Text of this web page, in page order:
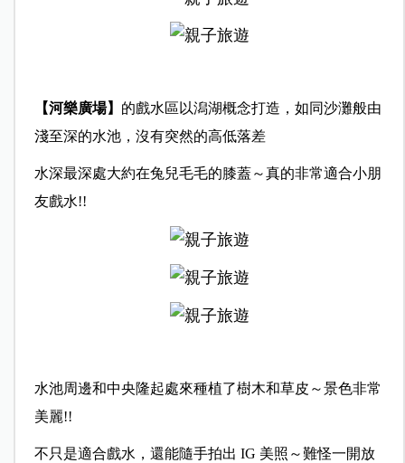
【河樂廣場】 的戲水區以潟湖概念打造，如同沙灘般由
淺至深的水池，沒有突然的高低落差
水深最深處大約在兔兒毛毛的膝蓋～真的非常適合小朋
友戲水!!
水池周邊和中央隆起處來種植了樹木和草皮～景色非常
美麗!!
不只是適合戲水，還能隨手拍出 IG 美照～難怪一開放